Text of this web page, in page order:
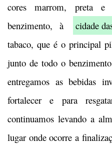
cores marrom, preta e
benzimento, à
cidade
tabaco, que é o principal
junto de todo o
entregamos as bebidas
fortalecer e para
continuamos levando a
lugar onde ocorre a